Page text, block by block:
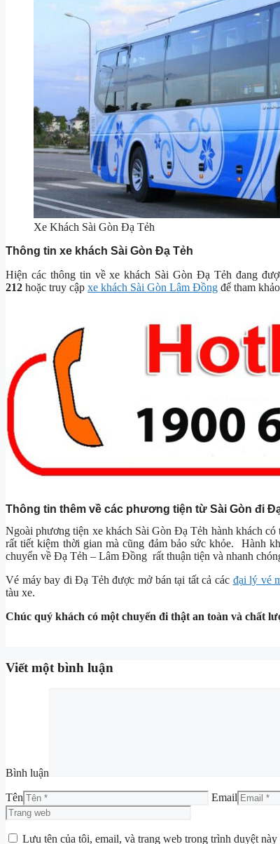
Xe Khách Sài Gòn Đạ Tẻh
Thông tin xe khách Sài Gòn Đạ Tẻh
Hiện các thông tin về xe khách Sài Gòn Đạ Tẻh đang
212 hoặc truy cập xe khách Sài Gòn Lâm Đồng để tham
Thông tin thêm về các phương tiện từ Sài Gòn đi
Ngoài phương tiện xe khách Sài Gòn Đạ Tẻh hành khách
rất tiết kiệm thời gian mà cũng đảm bảo sức khỏe. Hành
chuyển về Đạ Tẻh – Lâm Đồng rất thuận tiện và nhanh
Vé máy bay đi Đạ Tẻh được mở bán tại tất cả các đại lý vé
tàu xe.
Chúc quý khách có một chuyến đi thật an toàn và chất
Viết một bình luận
Bình luận
Tên Email
Lưu tên của tôi, email, và trang web trong trình duyệt